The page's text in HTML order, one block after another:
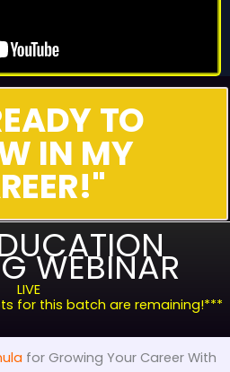
TO
IN MY
WEBINAR
LIVE
for this batch are remaining!***
for Growing Your Career With